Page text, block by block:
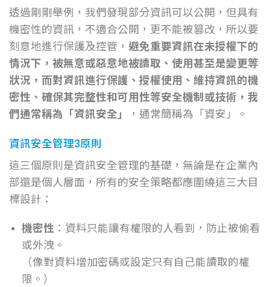
透過剛剛舉例，我們發現部分資訊可以公開，但具有
機密性的資訊，不適合公開，更不能被篡改，所以要
刻意地進行保護及控管， 避免重要資訊在未授權下的
情況下，被無意或惡意地被讀取、使用甚至是變更等
狀況，而對資訊進行保護、授權使用、維持資訊的機
密性、確保其完整性和可用性等安全機制或技術，我
們通常稱為「資訊安全」
，通常簡稱為「資安」。
資訊安全管理3原則
這三個原則是資訊安全管理的基礎，無論是在企業內
部還是個人層面，所有的安全策略都應圍繞這三大目
標設計：
機密性 ：資料只能讓有權限的人看到，防止被偷看
或外洩。
（像對資料增加密碼或設定只有自己能讀取的權
限。）